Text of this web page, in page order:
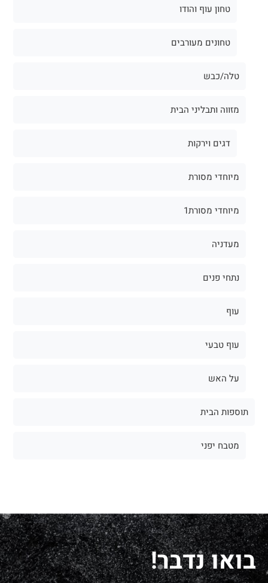
טחון עוף והודו
טחונים מעורבים
טלה/כבש
מזווה ותבליני הבית
דגים וירקות
מיוחדי מסורת
מיוחדי מסורת1
מעדניה
נתחי פנים
עוף
עוף טבעי
על האש
תוספות הבית
מטבח יפני
בואו נדבר!